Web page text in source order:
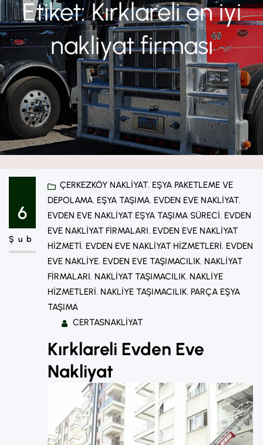
Etiket:Kırklareli en iyi
nakliyat firması
6
Şub
ÇERKEZKÖY NAKLIYAT, EŞYA PAKETLEME VE
DEPOLAMA, EŞYA TAŞIMA, EVDEN EVE NAKLIYAT
EVDEN EVE NAKLIYAT EŞYA TAŞIMA SÜRECI, EVDEN
EVE NAKLIYAT FIRMALARI, EVDEN EVE NAKLIYAT
HIZMETI, EVDEN EVE NAKLIYAT HIZMETLERI, EVDEN
EVE NAKLIYE, EVDEN EVE TAŞIMACILIK, NAKLIYAT
FIRMALARI, NAKLIYAT TAŞIMACILIK, NAKLIYE
HIZMETLERI, NAKLIYE TAŞIMACILIK, PARÇA EŞYA
TAŞIMA
CERTASNAKLIYAT
Kırklareli Evden Eve
Nakliyat